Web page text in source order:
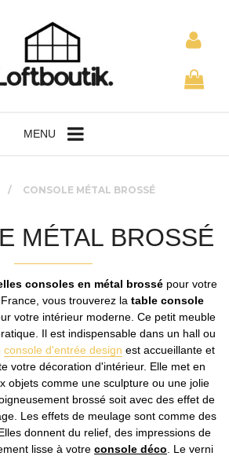
MENU
CONSOLE MÉTAL BROSSÉ
MÉTAL BROSSÉ
consoles en métal brossé pour votre
vous trouverez la table console
votre intérieur moderne. Ce petit meuble
Il est indispensable dans un hall ou
console d'entrée design est accueillante et
votre décoration d'intérieur. Elle met en
objets comme une sculpture ou une jolie
brossé soit avec des effet de
Les effets de meulage sont comme des
donnent du relief, des impressions de
lisse à votre console déco . Le verni